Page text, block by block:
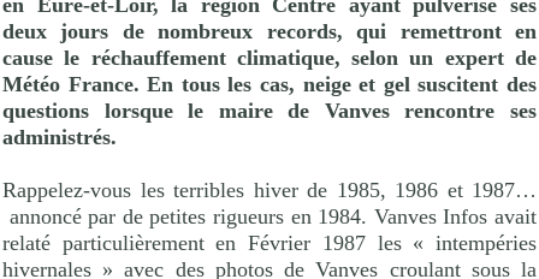
deux jours de nombreux records, qui remettront en
cause le réchauffement climatique, selon un expert de
Météo France. En tous les cas, neige et gel suscitent des
questions lorsque le maire de Vanves rencontre ses
administrés.
Rappelez-vous les terribles hiver de 1985, 1986 et 1987…
annoncé par de petites rigueurs en 1984. Vanves Infos avait
relaté particulièrement en Février 1987 les « intempéries
hivernales » avec des photos de Vanves croulant sous la